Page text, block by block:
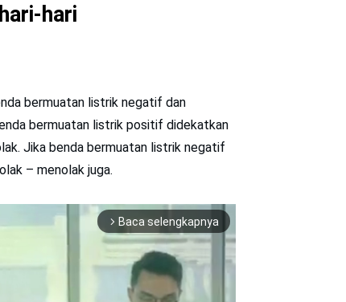
hari
bermuatan listrik negatif dan
bermuatan listrik positif didekatkan
Jika benda bermuatan listrik negatif
– menolak juga.
arrow_forward_ios Baca selengkapnya